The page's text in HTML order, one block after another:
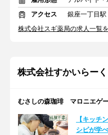
アクセス
銀座一丁目
株式会社スギ薬局の求人一覧
株式会社すかいらー
むさしの森珈琲 マロニエゲ
【キッチ
シピが学